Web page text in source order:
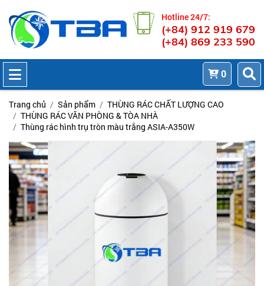
Hotline 24/7:
(+84) 912 919 679
(+84) 869 233 590
0
Trang chủ Sản phẩm
THÙNG RÁC CHẤT LƯỢNG CAO
THÙNG RÁC VĂN PHÒNG & TÒA NHÀ
Thùng rác hình trụ tròn màu trắng ASIA-A350W